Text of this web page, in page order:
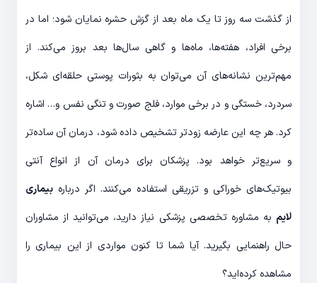
از گذشت سه روز تا یک ماه بعد از گزش حشره نمایان شود؛ اما در
برخی افراد، هفته‌ها، ماه‌ها و گاهی سال‌ها بعد بروز می‌کند. از
مهم‌ترین نشانه‌های آن می‌توان به بثورات پوستی حلقه‌ای شکل،
سردرد، خستگی و در برخی موارد، فلج صورت و تنگی نفس و… اشاره
کرد. هر چه این عارضه زودتر تشخیص داده شود، درمان آن ساده‌تر
و سریع‌تر خواهد بود. پزشکان برای درمان آن از انواع آنتی
بیوتیک‌های خوراکی و تزریقی استفاده می‌کنند. اگر درباره بیماری
لایم به مشاوره تخصصی پزشکی نیاز دارید، می‌توانید از مشاوران
حال راهنمایی بگیرید. آیا شما تا کنون مواردی از این بیماری را
مشاهده کرده‌اید؟